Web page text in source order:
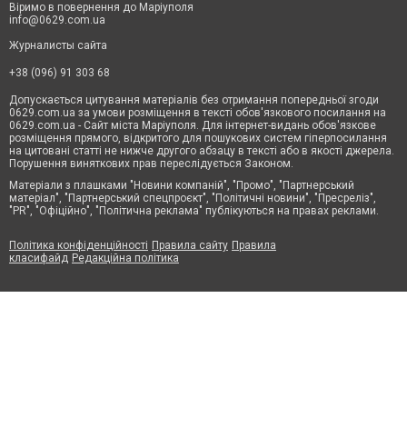
Віримо в повернення до Маріуполя
info@0629.com.ua
Журналисты сайта
+38 (096) 91 303 68
Допускається цитування матеріалів без отримання попередньої згоди
0629.com.ua за умови розміщення в тексті обов'язкового посилання на
0629.com.ua - Сайт міста Маріуполя. Для інтернет-видань обов'язкове
розміщення прямого, відкритого для пошукових систем гіперпосилання
на цитовані статті не нижче другого абзацу в тексті або в якості джерела.
Порушення виняткових прав переслідується Законом.
Матеріали з плашками "Новини компаній", "Промо", "Партнерський
матеріал", "Партнерський спецпроєкт", "Політичні новини", "Пресреліз",
"PR", "Офіційно", "Політична реклама" публікуються на правах реклами.
Політика конфіденційності Правила сайту Правила
класифайд Редакційна політика